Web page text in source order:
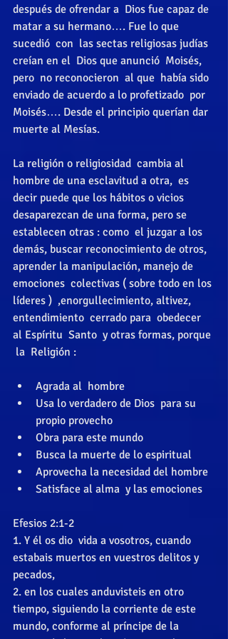
después de ofrendar a  Dios fue capaz de
matar a su hermano…. Fue lo que
sucedió  con  las sectas religiosas judías
creían en el  Dios que anunció  Moisés,
pero  no reconocieron  al que  había sido
enviado de acuerdo a lo profetizado  por
Moisés…. Desde el principio querían dar
muerte al Mesías.
La religión o religiosidad  cambia al
hombre de una esclavitud a otra,  es
decir puede que los hábitos o vicios
desaparezcan de una forma, pero se
establecen otras : como  el juzgar a los
demás, buscar reconocimiento de otros,
aprender la manipulación, manejo de
emociones  colectivas ( sobre todo en los
líderes )  ,enorgullecimiento, altivez,
entendimiento  cerrado para  obedecer
al Espíritu  Santo  y otras formas, porque
la  Religión :
Agrada al  hombre
Usa lo verdadero de Dios  para su
propio provecho
Obra para este mundo
Busca la muerte de lo espiritual
Aprovecha la necesidad del hombre
Satisface al alma  y las emociones
Efesios 2:1-2
1. Y él os dio  vida a vosotros, cuando
estabais muertos en vuestros delitos y
pecados,
2. en los cuales anduvisteis en otro
tiempo, siguiendo la corriente de este
mundo, conforme al príncipe de la